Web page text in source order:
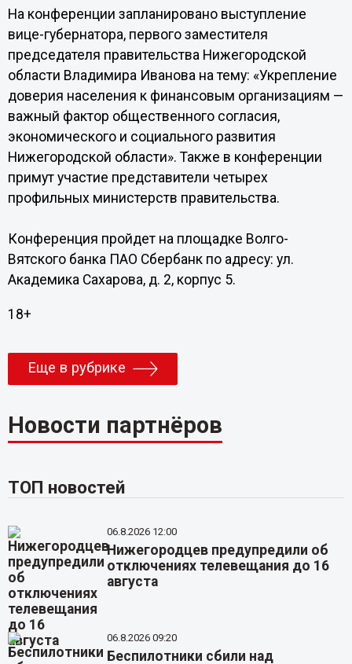
На конференции запланировано выступление
вице-губернатора, первого заместителя
председателя правительства Нижегородской
области Владимира Иванова на тему: «Укрепление
доверия населения к финансовым организациям —
важный фактор общественного согласия,
экономического и социального развития
Нижегородской области». Также в конференции
примут участие представители четырех
профильных министерств правительства.
Конференция пройдет на площадке Волго-
Вятского банка ПАО Сбербанк по адресу: ул.
Академика Сахарова, д. 2, корпус 5.
18+
Еще в рубрике
Новости партнёров
ТОП новостей
06.8.2026 12:00
Нижегородцев предупредили об
отключениях телевещания до 16
августа
06.8.2026 09:20
Беспилотники сбили над